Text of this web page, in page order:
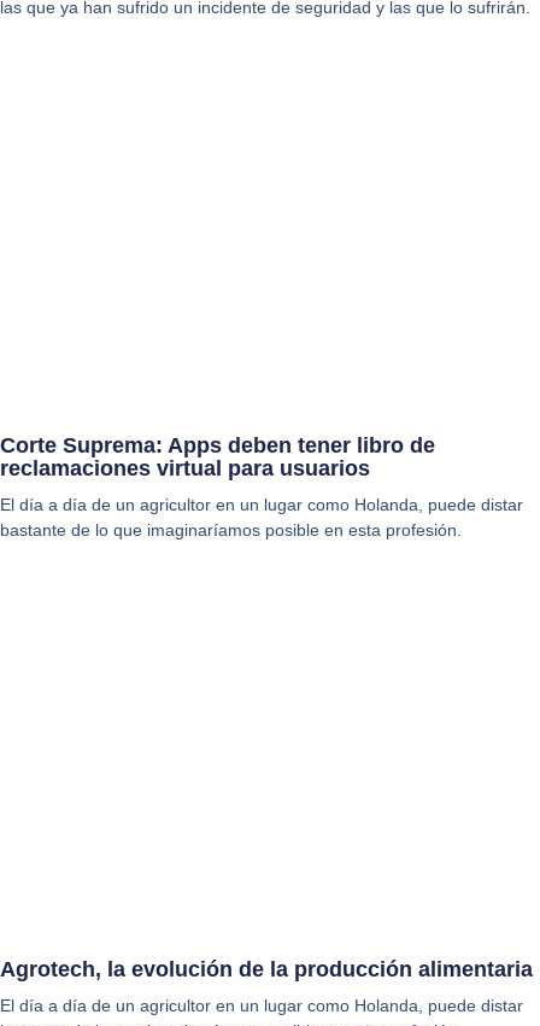
las que ya han sufrido un incidente de seguridad y las que lo sufrirán.
Corte Suprema: Apps deben tener libro de
reclamaciones virtual para usuarios
El día a día de un agricultor en un lugar como Holanda, puede distar
bastante de lo que imaginaríamos posible en esta profesión.
Agrotech, la evolución de la producción alimentaria
El día a día de un agricultor en un lugar como Holanda, puede distar